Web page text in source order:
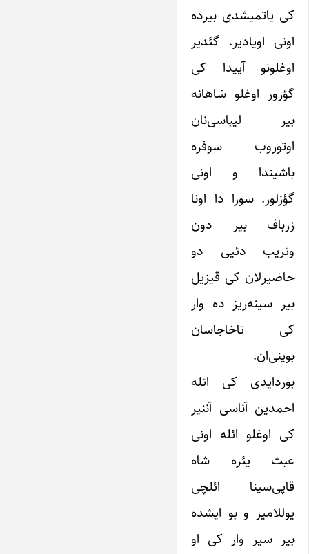
کی یاتمیشدی بیرده
اونی اویادیر. گئدیر
اوغلونو آییدا کی
گؤرور اوغلو شاهانه
بیر لیباسی‌نان
اوتوروب سوفره
باشیندا و اونی
گؤزلور. سورا دا اونا
زرباف بیر دون
وئریب دئیی دو
حاضیرلان کی قیزیل
بیر ‌سینه‌ریز ده وار
کی تاخاجاسان
بوینی‌ان.
بوردایدی کی ائله
احمدین آناسی آننیر
کی اوغلو ائله اونی
عبث یئره شاه
قاپی‌سینا ائلچی
یوللامیر و بو ایشده
بیر سیر وار کی او